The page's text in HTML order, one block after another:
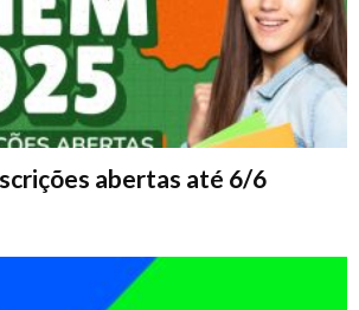
abertas até 6/6